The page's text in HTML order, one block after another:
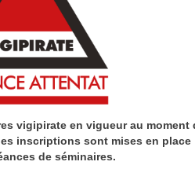
vigipirate en vigueur au moment
inscriptions sont mises en place
de séminaires.